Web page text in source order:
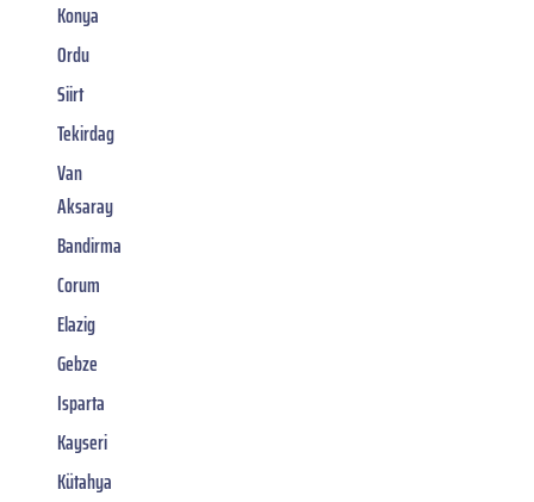
Konya
Ordu
Siirt
Tekirdag
Van
Aksaray
Bandirma
Corum
Elazig
Gebze
Isparta
Kayseri
Kütahya